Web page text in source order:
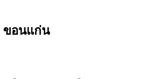
ขอนแก่น